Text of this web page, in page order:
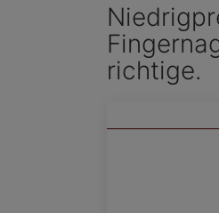
richtige.